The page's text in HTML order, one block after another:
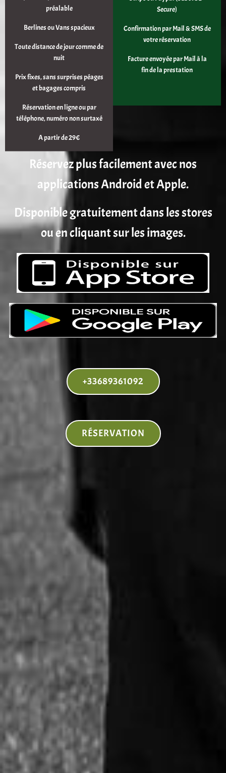
préalable
Berlines ou Vans spacieux
Toute distance de jour comme de
nuit
Prix fixes, sans surprises péages
et bagages compris
Réservation en ligne ou par
téléphone, numéro non surtaxé
A partir de 29€
Secure)
Confirmation par Mail & SMS de
votre réservation
Facture envoyée par Mail à la
fin de la prestation
Réservez plus facilement avec nos
applications Android et Apple.
Disponible gratuitement dans les stores
ou en cliquant sur les images.
+33689361092
RÉSERVATION